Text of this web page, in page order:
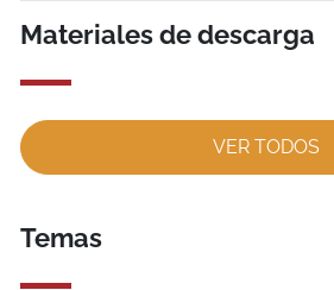
Materiales de descarga
VER TODOS
Temas